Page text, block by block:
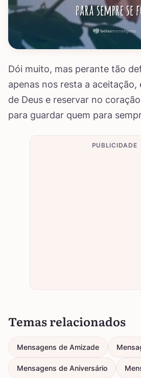
Dói muito, mas perante tão
apenas nos resta a aceitação,
de Deus e reservar no
para guardar quem para
PUBLICIDADE
Temas relacionados
Mensagens de Amizade
Mensagens de Aniversário